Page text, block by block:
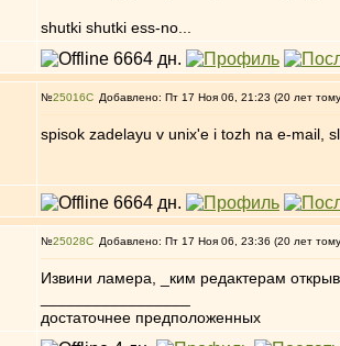
shutki shutki ess-no...
№25016 Добавлено: Пт 17 Ноя 06, 21:23 (20 лет
spisok zadelayu v unix'e i tozh na e-mail,
№25028 Добавлено: Пт 17 Ноя 06, 23:36 (20 лет
Извини ламера, _ким редактерам
достаточнее предположенных